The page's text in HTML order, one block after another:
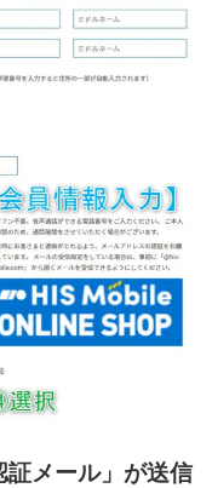
証メール」が送信